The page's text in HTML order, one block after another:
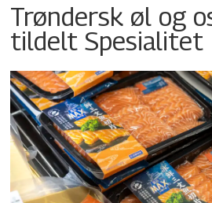
Trøndersk øl og
tildelt Spesialitet